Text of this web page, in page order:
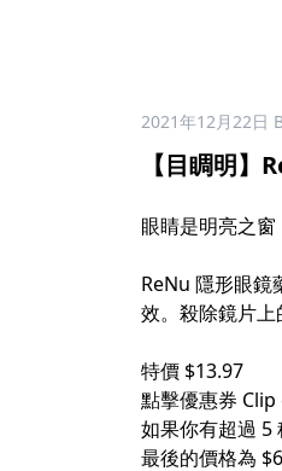
2021年12月22日
【目睭明
眼睛是明亮之
ReNu 隱形眼鏡
效。殺除鏡片
特價 $13.97​
點擊優惠券
如果你有超過 5
最後的價格為